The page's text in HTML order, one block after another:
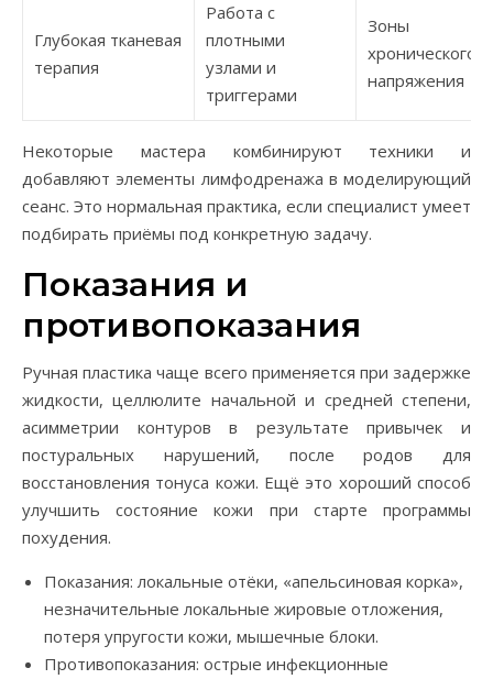
Глубокая тканевая
терапия
Работа с
плотными
узлами и
триггерами
Зоны
хронического
напряжения
Некоторые мастера комбинируют техники и
добавляют элементы лимфодренажа в моделирующий
сеанс. Это нормальная практика, если специалист умеет
подбирать приёмы под конкретную задачу.
Показания и
противопоказания
Ручная пластика чаще всего применяется при задержке
жидкости, целлюлите начальной и средней степени,
асимметрии контуров в результате привычек и
постуральных нарушений, после родов для
восстановления тонуса кожи. Ещё это хороший способ
улучшить состояние кожи при старте программы
похудения.
Показания: локальные отёки, «апельсиновая корка»,
незначительные локальные жировые отложения,
потеря упругости кожи, мышечные блоки.
Противопоказания: острые инфекционные